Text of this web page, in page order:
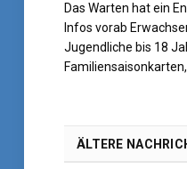
Das Warten hat ein
Infos vorab
Jugendliche bis 18
ÄLTERE